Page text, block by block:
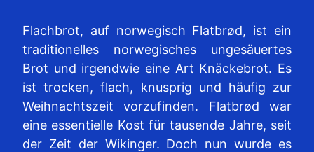
Flachbrot, auf norwegisch Flatbrød, ist ein
traditionelles norwegisches ungesäuertes
Brot und irgendwie eine Art Knäckebrot. Es
ist trocken, flach, knusprig und häufig zur
Weihnachtszeit vorzufinden. Flatbrød war
eine essentielle Kost für tausende Jahre, seit
der Zeit der Wikinger. Doch nun wurde es